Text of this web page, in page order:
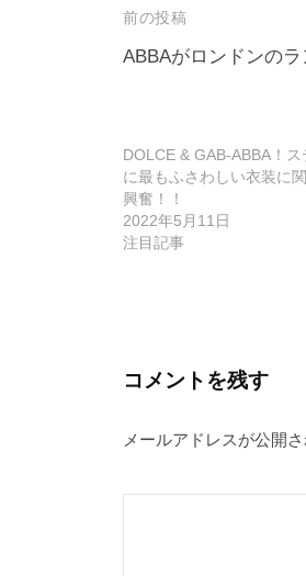
投
稿
ゲ
ー
シ
前の投稿
ABBAがロンドンの
DOLCE & GAB-ABBA！ス
に最もふさわしい衣装に
興奮！！
2022年5月11日
注目記事
コメントを残す
メールアドレスが公開